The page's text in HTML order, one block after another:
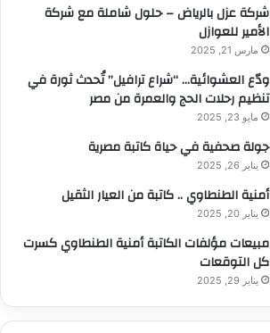
شركة عزل بالرياض – حلول شاملة مع شركة
الأمير للعوازل
مارس 21, 2025
ودّع العشوائية… “شراع ترافيل” تُحدث ثورة في
تنظيم رحلات الحج والعمرة من مصر
مايو 23, 2025
جولة صحفية في حياة كاتبة مصرية
يناير 26, 2025
أمنية الطنطاوي .. كاتبة من العيار الثقيل
يناير 20, 2025
مبيعات مؤلفات الكاتبة أمنية الطنطاوي كسرت
كل التوقعات
يناير 29, 2025